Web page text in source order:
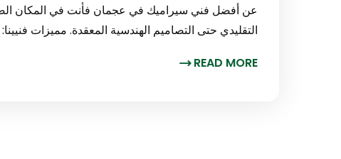
عن أفضل فني سيراميك في عجمان فأنت في المكان
التقليدي حتى التصاميم الهندسية المعقدة. مميزات
READ MORE